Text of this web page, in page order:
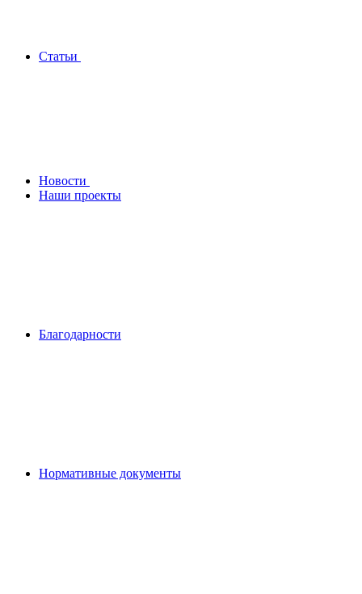
Статьи
Новости
Наши проекты
Благодарности
Нормативные документы